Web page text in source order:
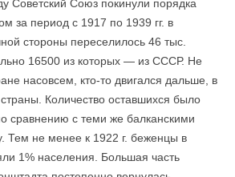
Советский Союз покинули порядка
за период с 1917 по 1939 гг. в
стороны переселилось 46 тыс.
16500 из которых — из СССР. Не
насовсем, кто-то двигался дальше, в
Количество оставшихся было
сравнению с теми же балканскими
Тем не менее к 1922 г. беженцы в
1% населения. Большая часть